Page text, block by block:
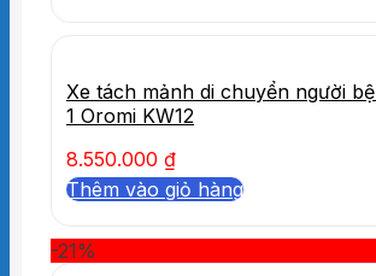
Xe tách mảnh di chuyển người
1 Oromi KW12
8.550.000 ₫
Thêm vào giỏ hàng
-21%